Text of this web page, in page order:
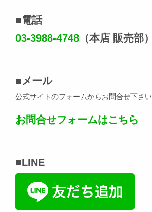
■電話
03-3988-4748 （本店 販売部）
■メール
公式サイトのフォームからお問合せ下さい
お問合せフォームはこちら
■LINE